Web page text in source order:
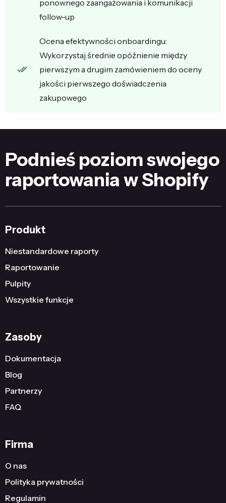
ponownego zaangażowania i komunikacji
follow-up
Ocena efektywności onboardingu:
Wykorzystaj średnie opóźnienie między
pierwszym a drugim zamówieniem do oceny
jakości pierwszego doświadczenia
zakupowego
Podnieś poziom swojego
raportowania w Shopify
Produkt
Niestandardowe raporty
Raportowanie
Pulpity
Wszystkie funkcje
Zasoby
Dokumentacja
Blog
Partnerzy
FAQ
Firma
O nas
Polityka prywatności
Regulamin